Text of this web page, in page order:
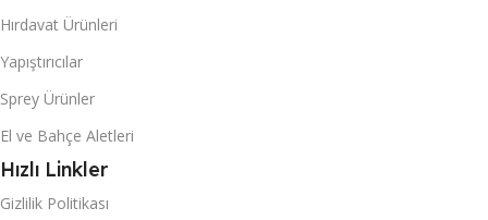
Hırdavat Ürünleri
Yapıştırıcılar
Sprey Ürünler
El ve Bahçe Aletleri
Hızlı Linkler
Gizlilik Politikası